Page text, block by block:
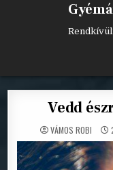
Vedd
VÁMOS ROBI